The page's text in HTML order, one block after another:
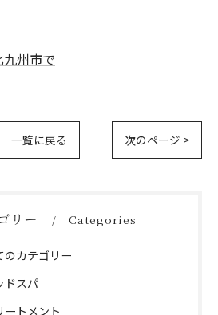
州市で
一覧に戻る 次のページ >
リー Categories
のカテゴリー
ドスパ
ートメント